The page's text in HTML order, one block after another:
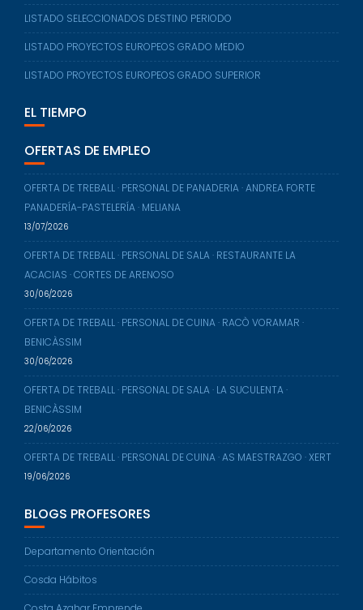
LISTADO SELECCIONADOS DESTINO PERIODO
LISTADO PROYECTOS EUROPEOS GRADO MEDIO
LISTADO PROYECTOS EUROPEOS GRADO SUPERIOR
EL TIEMPO
OFERTAS DE EMPLEO
OFERTA DE TREBALL · PERSONAL DE PANADERIA · ANDREA FORTE
PANADERÍA-PASTELERÍA · MELIANA
13/07/2026
OFERTA DE TREBALL · PERSONAL DE SALA · RESTAURANTE LA
ACACIAS · CORTES DE ARENOSO
30/06/2026
OFERTA DE TREBALL · PERSONAL DE CUINA · RACÒ VORAMAR ·
BENICÀSSIM
30/06/2026
OFERTA DE TREBALL · PERSONAL DE SALA · LA SUCULENTA ·
BENICÀSSIM
22/06/2026
OFERTA DE TREBALL · PERSONAL DE CUINA · AS MAESTRAZGO · XERT
19/06/2026
BLOGS PROFESORES
Departamento Orientación
Cosda Hábitos